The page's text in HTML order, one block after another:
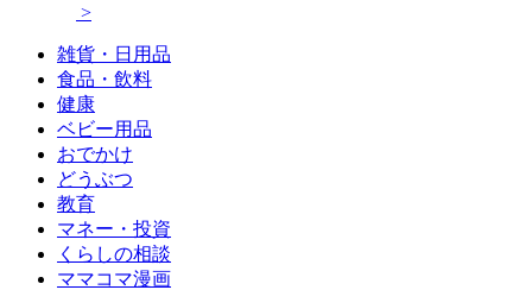
>
雑貨・日用品
食品・飲料
健康
ベビー用品
おでかけ
どうぶつ
教育
マネー・投資
くらしの相談
ママコマ漫画